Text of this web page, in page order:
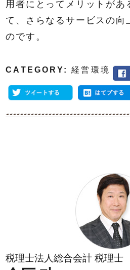
用者にとってメリットがあ
て、さらなるサービスの向
のです。
CATEGORY:経営環境
税理士法人総合会計 税理士